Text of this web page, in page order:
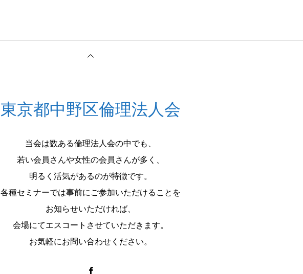
東京都中野区倫理法人会
当会は数ある倫理法人会の中でも、
若い会員さんや女性の会員さんが多く、
明るく活気があるのが特徴です。
各種セミナーでは事前にご参加いただけることを
お知らせいただければ、
会場にてエスコートさせていただきます。
お気軽にお問い合わせください。